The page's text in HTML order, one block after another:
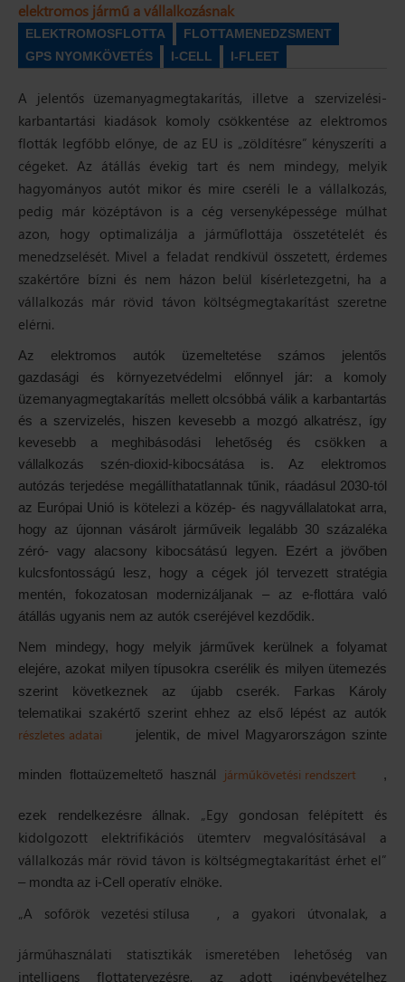
elektromos jármű a vállalkozásnak
ELEKTROMOSFLOTTA
FLOTTAMENEDZSMENT
GPS NYOMKÖVETÉS
I-CELL I-FLEET
A jelentős üzemanyagmegtakarítás, illetve a szervizelési-
karbantartási kiadások komoly csökkentése az elektromos
flották legfőbb előnye, de az EU is „zöldítésre” kényszeríti a
cégeket. Az átállás évekig tart és nem mindegy, melyik
hagyományos autót mikor és mire cseréli le a vállalkozás,
pedig már középtávon is a cég versenyképessége múlhat
azon, hogy optimalizálja a járműflottája összetételét és
menedzselését. Mivel a feladat rendkívül összetett, érdemes
szakértőre bízni és nem házon belül kísérletezgetni, ha a
vállalkozás már rövid távon költségmegtakarítást szeretne
elérni.
Az elektromos autók üzemeltetése számos jelentős
gazdasági és környezetvédelmi előnnyel jár: a komoly
üzemanyagmegtakarítás mellett olcsóbbá válik a karbantartás
és a szervizelés, hiszen kevesebb a mozgó alkatrész, így
kevesebb a meghibásodási lehetőség és csökken a
vállalkozás szén-dioxid-kibocsátása is. Az elektromos
autózás terjedése megállíthatatlannak tűnik, ráadásul 2030-tól
az Európai Unió is kötelezi a közép- és nagyvállalatokat arra,
hogy az újonnan vásárolt járműveik legalább 30 százaléka
zéró- vagy alacsony kibocsátású legyen. Ezért a jövőben
kulcsfontosságú lesz, hogy a cégek jól tervezett stratégia
mentén, fokozatosan modernizáljanak – az e-flottára való
átállás ugyanis nem az autók cseréjével kezdődik.
Nem mindegy, hogy melyik járművek kerülnek a folyamat
elejére, azokat milyen típusokra cserélik és milyen ütemezés
szerint következnek az újabb cserék.
Farkas Károly
telematikai szakértő szerint ehhez az első lépést az autók
részletes adatai jelentik, de mivel Magyarországon szinte
minden flottaüzemeltető használ járműkövetési rendszert ,
ezek rendelkezésre állnak.
„Egy gondosan felépített és
kidolgozott elektrifikációs ütemterv megvalósításával a
vállalkozás már rövid távon is költségmegtakarítást érhet el”
– mondta az i-Cell operatív elnöke.
„A sofőrökvezetési stílusa , a gyakori útvonalak, a
járműhasználati statisztikák ismeretében lehetőség van
intelligens flottatervezésre, az adott igénybevételhez